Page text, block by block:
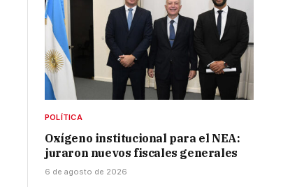
POLÍTICA
Oxígeno institucional para el NEA:
juraron nuevos fiscales generales
6 de agosto de 2026